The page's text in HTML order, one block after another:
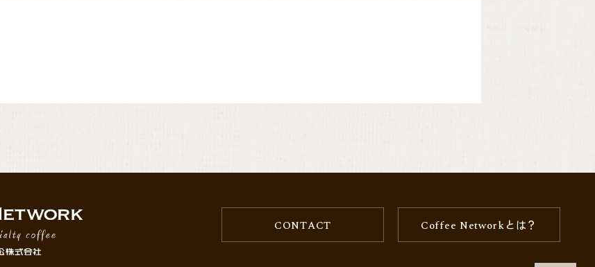
、“Family Reserve”の2商品の品質向上、また官能面で高評価も病気に弱いとい
がらも生産量が極小とならざるを得ない同農園が、協力する生産者団体と、地域を巻き
らすべく始まったプロジェクトです。
ら毎朝チェリーを調達し夜に同社設備搬入、独自で設定している熟度のチェリーをマー
CONTACT Coffee Networkとは？